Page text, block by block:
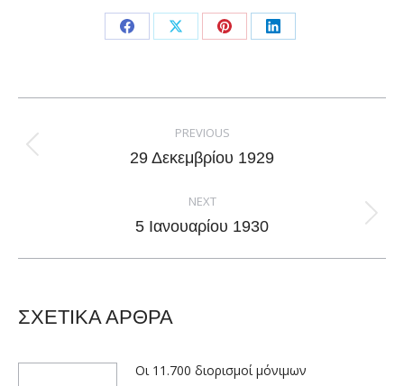
Share
Facebook
Share
X
Share
Pinterest
Share
LinkedIn
navigation
PREVIOUS
Previous
29 Δεκεμβρίου 1929
NEXT
Next
5 Ιανουαρίου 1930
ΣΧΕΤΙΚΑ ΑΡΘΡΑ
Οι 11.700 διορισμοί μόνιμων